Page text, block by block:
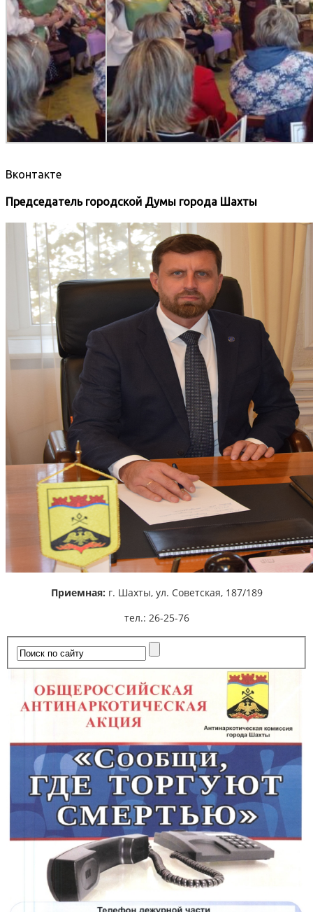
Вконтакте
Председатель городской Думы города Шахты
Приемная: г. Шахты, ул. Советская, 187/189
тел.: 26-25-76